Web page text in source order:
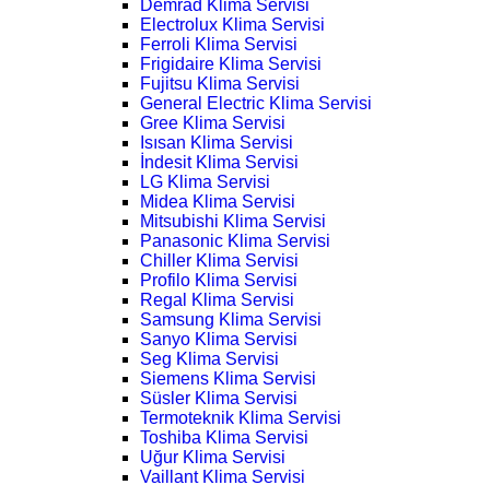
Demrad Klima Servisi
Electrolux Klima Servisi
Ferroli Klima Servisi
Frigidaire Klima Servisi
Fujitsu Klima Servisi
General Electric Klima Servisi
Gree Klima Servisi
Isısan Klima Servisi
İndesit Klima Servisi
LG Klima Servisi
Midea Klima Servisi
Mitsubishi Klima Servisi
Panasonic Klima Servisi
Chiller Klima Servisi
Profilo Klima Servisi
Regal Klima Servisi
Samsung Klima Servisi
Sanyo Klima Servisi
Seg Klima Servisi
Siemens Klima Servisi
Süsler Klima Servisi
Termoteknik Klima Servisi
Toshiba Klima Servisi
Uğur Klima Servisi
Vaillant Klima Servisi